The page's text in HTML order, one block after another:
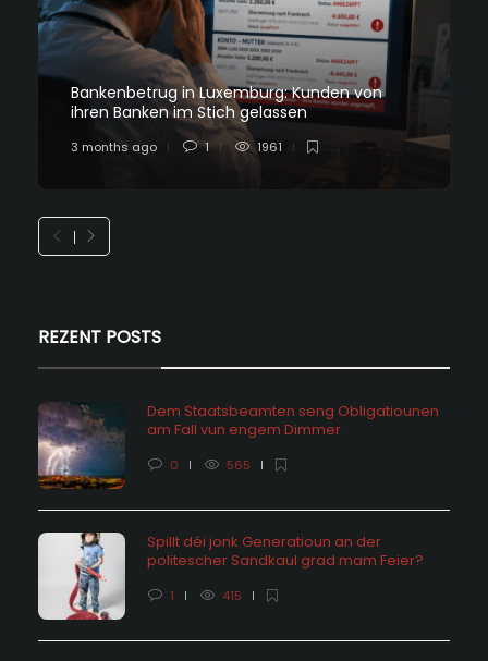
Bankenbetrug in Luxemburg: Kunden von
ihren Banken im Stich gelassen
3 months ago 1 1961
REZENT POSTS
Dem Staatsbeamten seng Obligatiounen
am Fall vun engem Dimmer
0 565
Spillt déi jonk Generatioun an der
politescher Sandkaul grad mam Feier?
1 415